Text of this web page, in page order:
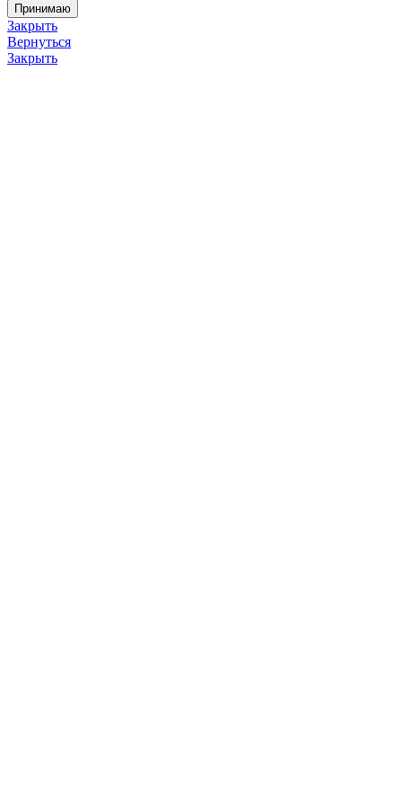
Принимаю
Закрыть
Вернуться
Закрыть